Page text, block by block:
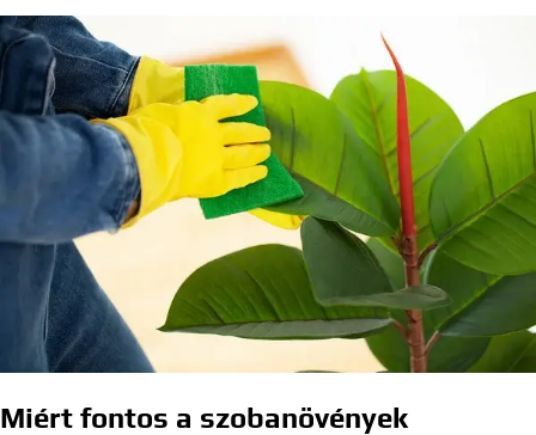
Miért fontos a szobanövények